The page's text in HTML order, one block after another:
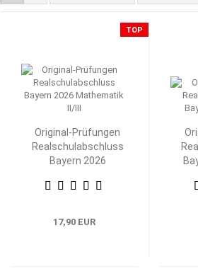
TOP
Original-Prüfungen
Realschulabschluss
Bayern 2026
17,90 EUR